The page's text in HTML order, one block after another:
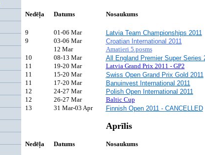
Nedēļa Datums Nosaukums
9 01-06 Mar Latvia Team Championships 2011
9
03-06 Mar Croatian International 2011
12 Mar
Amatieri 5.posms
10
08-13 Mar All England Premier Super Series
11
19-20 Mar Latvia Grand Prix 2011 - GP2
11
15-20 Mar Swiss Open Grand Prix Gold 2011
11
17-20 Mar Banuinvest International 2011
12
24-27 Mar Polish Open International 2011
12
26-27 Mar Baltic Cup
13
31 Mar-03 Apr Finnish Open 2011 - CANCELLED
Aprīlis
Nedēļa Datums Nosaukums